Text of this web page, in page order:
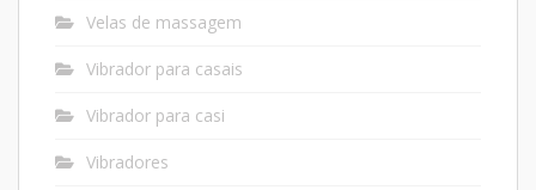
Velas de massagem
Vibrador para casais
Vibrador para casi
Vibradores